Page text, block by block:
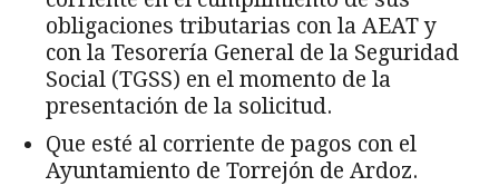
obligaciones tributarias con la AEAT y
con la Tesorería General de la Seguridad
Social (TGSS) en el momento de la
presentación de la solicitud.
Que esté al corriente de pagos con el
Ayuntamiento de Torrejón de Ardoz.